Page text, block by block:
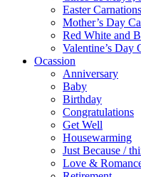
Easter Carnations
Mother’s Day
Red White and
Valentine’s Day
Ocassion
Anniversary
Baby
Birthday
Congratulations
Get Well
Housewarming
Just Because /
Love &